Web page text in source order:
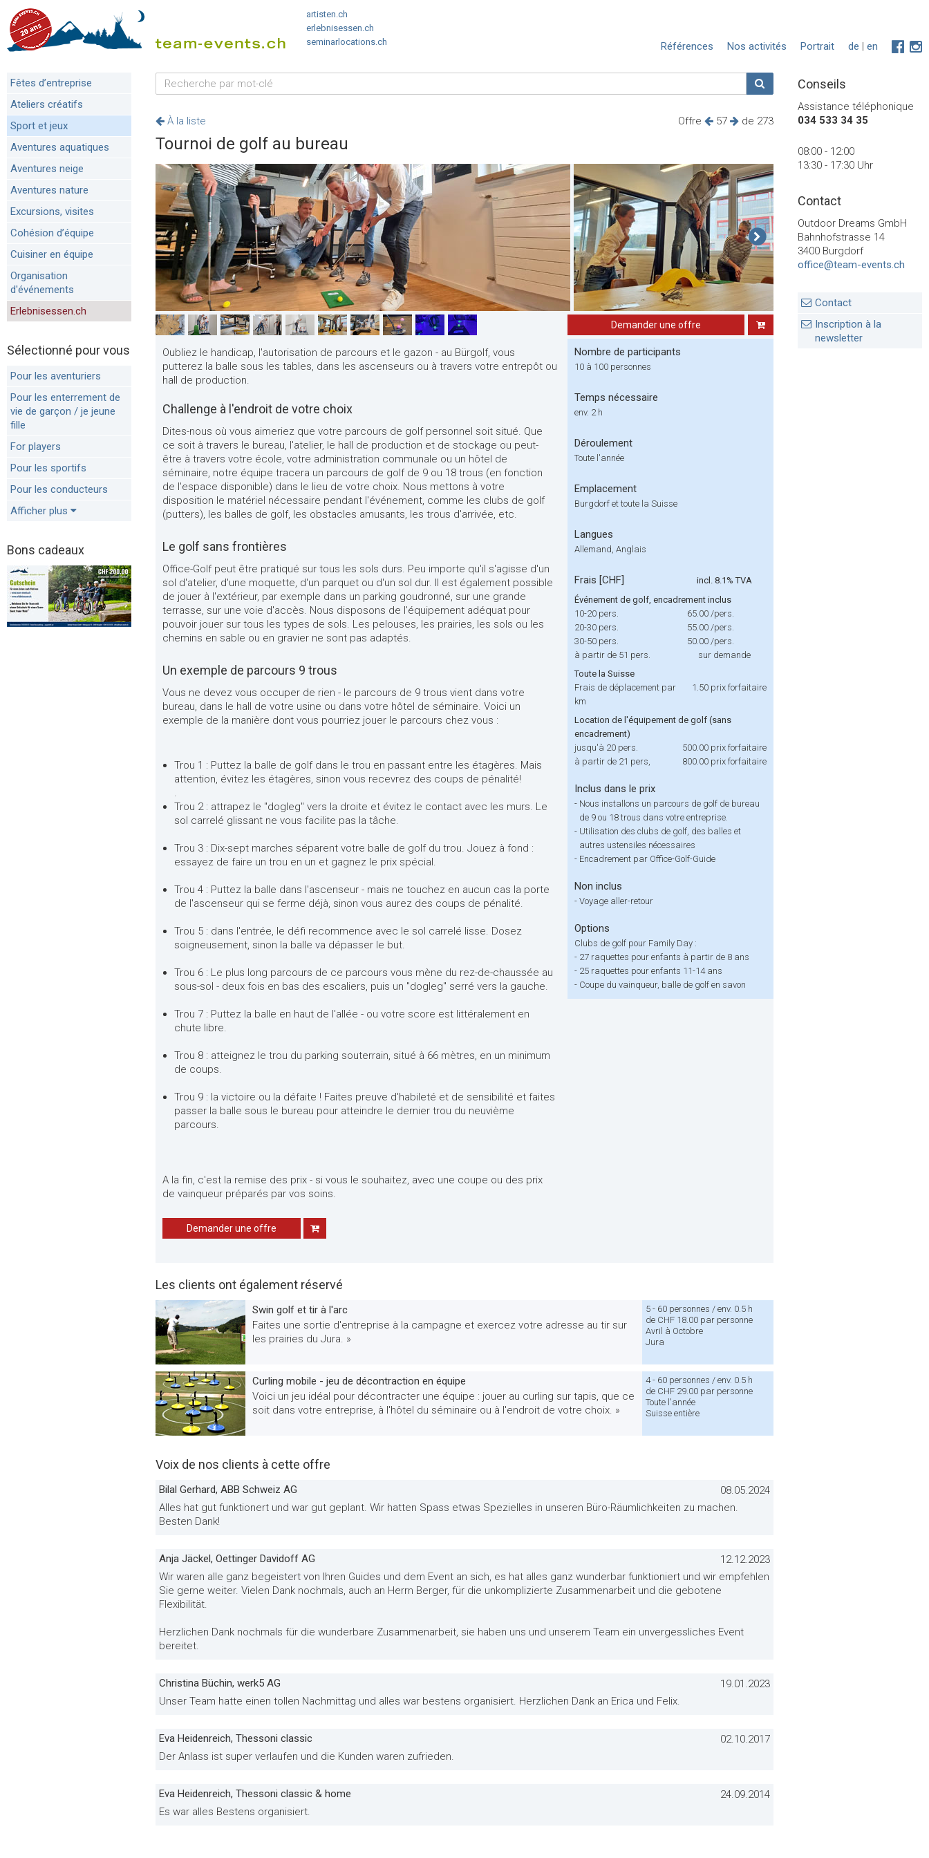
artisten.ch
erlebnisessen.ch
seminarlocations.ch
de | en
Portrait
Nos activités
Références
Fêtes d’entreprise
Ateliers créatifs
Sport et jeux
Aventures aquatiques
Aventures neige
Aventures nature
Excursions, visites
Cohésion d’équipe
Cuisiner en équipe
Organisation
d'événements
Erlebnisessen.ch
Sélectionné pour vous
Pour les aventuriers
Pour les enterrement de
vie de garçon / je jeune
fille
For players
Pour les sportifs
Pour les conducteurs
Afficher plus
Bons cadeaux
Offre 57 de 273
À la liste
Tournoi de golf au bureau
Demander une offre
Oubliez le handicap, l'autorisation de parcours et le gazon - au Bürgolf, vous
putterez la balle sous les tables, dans les ascenseurs ou à travers votre entrepôt ou
hall de production.
Challenge à l'endroit de votre choix
Dites-nous où vous aimeriez que votre parcours de golf personnel soit situé. Que
ce soit à travers le bureau, l'atelier, le hall de production et de stockage ou peut-
être à travers votre école, votre administration communale ou un hôtel de
séminaire, notre équipe tracera un parcours de golf de 9 ou 18 trous (en fonction
de l'espace disponible) dans le lieu de votre choix. Nous mettons à votre
disposition le matériel nécessaire pendant l'événement, comme les clubs de golf
(putters), les balles de golf, les obstacles amusants, les trous d'arrivée, etc.
Le golf sans frontières
Office-Golf peut être pratiqué sur tous les sols durs. Peu importe qu'il s'agisse d'un
sol d'atelier, d'une moquette, d'un parquet ou d'un sol dur. Il est également possible
de jouer à l'extérieur, par exemple dans un parking goudronné, sur une grande
terrasse, sur une voie d'accès. Nous disposons de l'équipement adéquat pour
pouvoir jouer sur tous les types de sols. Les pelouses, les prairies, les sols ou les
chemins en sable ou en gravier ne sont pas adaptés.
Un exemple de parcours 9 trous
Vous ne devez vous occuper de rien - le parcours de 9 trous vient dans votre
bureau, dans le hall de votre usine ou dans votre hôtel de séminaire. Voici un
exemple de la manière dont vous pourriez jouer le parcours chez vous :
Trou 1 : Puttez la balle de golf dans le trou en passant entre les étagères. Mais
attention, évitez les étagères, sinon vous recevrez des coups de pénalité!
.
Trou 2 : attrapez le "dogleg" vers la droite et évitez le contact avec les murs. Le
sol carrelé glissant ne vous facilite pas la tâche.
Trou 3 : Dix-sept marches séparent votre balle de golf du trou. Jouez à fond :
essayez de faire un trou en un et gagnez le prix spécial.
Trou 4 : Puttez la balle dans l'ascenseur - mais ne touchez en aucun cas la porte
de l'ascenseur qui se ferme déjà, sinon vous aurez des coups de pénalité.
Trou 5 : dans l'entrée, le défi recommence avec le sol carrelé lisse. Dosez
soigneusement, sinon la balle va dépasser le but.
Trou 6 : Le plus long parcours de ce parcours vous mène du rez-de-chaussée au
sous-sol - deux fois en bas des escaliers, puis un "dogleg" serré vers la gauche.
Trou 7 : Puttez la balle en haut de l'allée - ou votre score est littéralement en
chute libre.
Trou 8 : atteignez le trou du parking souterrain, situé à 66 mètres, en un minimum
de coups.
Trou 9 : la victoire ou la défaite ! Faites preuve d'habileté et de sensibilité et faites
passer la balle sous le bureau pour atteindre le dernier trou du neuvième
parcours.
A la fin, c'est la remise des prix - si vous le souhaitez, avec une coupe ou des prix
de vainqueur préparés par vos soins.
Demander une offre
Nombre de participants
10 à 100 personnes
Temps nécessaire
env. 2 h
Déroulement
Toute l'année
Emplacement
Burgdorf et toute la Suisse
Langues
Allemand, Anglais
Frais [CHF]
incl. 8.1% TVA
Événement de golf, encadrement inclus
10-20 pers.
65.00 /pers.
20-30 pers.
55.00 /pers.
30-50 pers.
50.00 /pers.
à partir de 51 pers.
sur demande
Toute la Suisse
Frais de déplacement par
km
1.50 prix forfaitaire
Location de l'équipement de golf (sans
encadrement)
jusqu'à 20 pers.
500.00 prix forfaitaire
à partir de 21 pers,
800.00 prix forfaitaire
Inclus dans le prix
- Nous installons un parcours de golf de bureau
de 9 ou 18 trous dans votre entreprise.
- Utilisation des clubs de golf, des balles et
autres ustensiles nécessaires
- Encadrement par Office-Golf-Guide
Non inclus
- Voyage aller-retour
Options
Clubs de golf pour Family Day :
- 27 raquettes pour enfants à partir de 8 ans
- 25 raquettes pour enfants 11-14 ans
- Coupe du vainqueur, balle de golf en savon
Les clients ont également réservé
Swin golf et tir à l'arc
Faites une sortie d'entreprise à la campagne et exercez votre adresse au tir sur
les prairies du Jura. »
5 - 60 personnes / env. 0.5 h
de CHF 18.00 par personne
Avril à Octobre
Jura
Curling mobile - jeu de décontraction en équipe
Voici un jeu idéal pour décontracter une équipe : jouer au curling sur tapis, que ce
soit dans votre entreprise, à l'hôtel du séminaire ou à l'endroit de votre choix. »
4 - 60 personnes / env. 0.5 h
de CHF 29.00 par personne
Toute l'année
Suisse entière
Voix de nos clients à cette offre
Bilal Gerhard, ABB Schweiz AG
08.05.2024
Alles hat gut funktionert und war gut geplant. Wir hatten Spass etwas Spezielles in unseren Büro-Räumlichkeiten zu machen.
Besten Dank!
Anja Jäckel, Oettinger Davidoff AG
12.12.2023
Wir waren alle ganz begeistert von Ihren Guides und dem Event an sich, es hat alles ganz wunderbar funktioniert und wir empfehlen
Sie gerne weiter. Vielen Dank nochmals, auch an Herrn Berger, für die unkomplizierte Zusammenarbeit und die gebotene
Flexibilität.
Herzlichen Dank nochmals für die wunderbare Zusammenarbeit, sie haben uns und unserem Team ein unvergessliches Event
bereitet.
Christina Büchin, werk5 AG
19.01.2023
Unser Team hatte einen tollen Nachmittag und alles war bestens organisiert. Herzlichen Dank an Erica und Felix.
Eva Heidenreich, Thessoni classic
02.10.2017
Der Anlass ist super verlaufen und die Kunden waren zufrieden.
Eva Heidenreich, Thessoni classic & home
24.09.2014
Es war alles Bestens organisiert.
Conseils
Assistance téléphonique
034 533 34 35
08:00 - 12:00
13:30 - 17:30 Uhr
Contact
Outdoor Dreams GmbH
Bahnhofstrasse 14
3400 Burgdorf
office@team-events.ch
Contact
Inscription à la
newsletter